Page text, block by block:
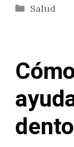
Categorías
Salud